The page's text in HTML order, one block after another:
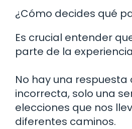
¿Cómo decides qué
Es crucial entender
parte de la
No hay una
incorrecta, solo una
elecciones que nos
diferentes caminos.